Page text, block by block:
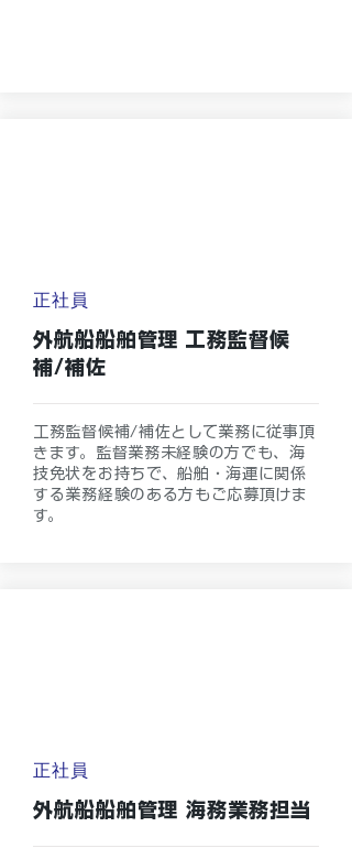
正社員
外航船船舶管理 工務監督候
補/補佐
工務監督候補/補佐として業務に従事頂
きます。監督業務未経験の方でも、海
技免状をお持ちで、船舶・海運に関係
する業務経験のある方もご応募頂けま
す。
正社員
外航船船舶管理 海務業務担当